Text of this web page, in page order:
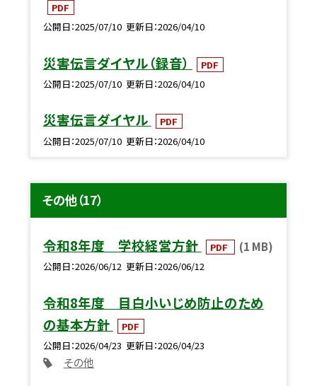
PDF
公開日 2025/07/10 更新日 2026/04/10
災害伝言ダイヤル（録音）
PDF
公開日 2025/07/10 更新日 2026/04/10
災害伝言ダイヤル
PDF
公開日 2025/07/10 更新日 2026/04/10
その他（17）
令和8年度 学校経営方針 PDF (1 MB)
公開日 2026/06/12 更新日 2026/06/12
令和8年度 目白小いじめ防止のため
の基本方針
PDF
公開日 2026/04/23 更新日 2026/04/23
その他